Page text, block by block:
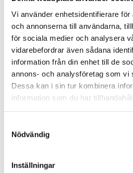
Vi använder enhetsidentifierare
och annonserna till användarna,
för sociala medier och analysera
vidarebefordrar även sådana
information från din enhet till de
annons- och analysföretag som vi
Dessa kan i sin tur kombinera
information som du har
Nödvändig
Inställningar